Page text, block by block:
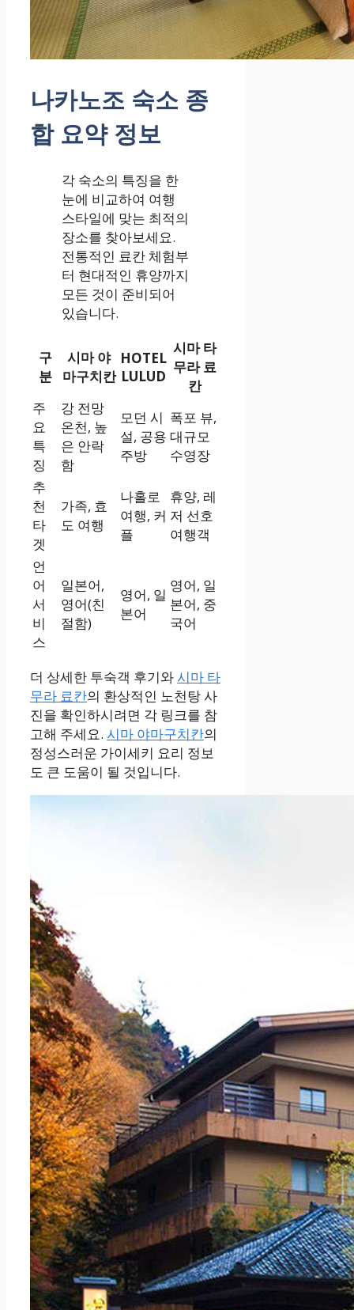
나카노조 숙소 종
합 요약 정보
각 숙소의 특징을 한
눈에 비교하여 여행
스타일에 맞는 최적의
장소를 찾아보세요.
전통적인 료칸 체험부
터 현대적인 휴양까지
모든 것이 준비되어
있습니다.
구
분
시마 야
마구치칸
HOTEL
LULUD
시마 타
무라 료
칸
주
요
특
징
강 전망
온천, 높
은 안락
함
모던 시
설, 공용
주방
폭포 뷰,
대규모
수영장
추
천
타
겟
가족, 효
도 여행
나홀로
여행, 커
플
휴양, 레
저 선호
여행객
언
어
서
비
스
일본어,
영어(친
절함)
영어, 일
본어
영어, 일
본어, 중
국어
더 상세한 투숙객 후기와시마 타
무라 료칸의 환상적인 노천탕 사
진을 확인하시려면 각 링크를 참
고해 주세요. 시마 야마구치칸의
정성스러운 가이세키 요리 정보
도 큰 도움이 될 것입니다.